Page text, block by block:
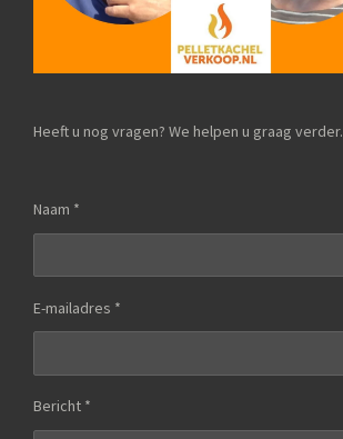
Heeft u nog vragen? We helpen u graag verder.
Naam *
E-mailadres *
Bericht *